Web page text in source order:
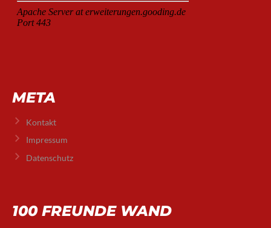
META
Kontakt
Impressum
Datenschutz
100 FREUNDE WAND